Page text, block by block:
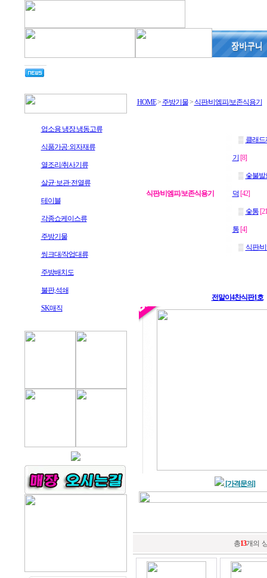
청솔주방을 찾아주신 여러분 감사합니다.
업소용 냉장.냉동고류
식품가공·외자재류
열조리/취사기류
살균·보관·전열류
테이블
각종쇼케이스류
주방기물
씽크대/작업대류
주방배치도
불판,석쇄
SK매직
HOME> 주방기물>식판/비엠피/보존식용기
식판/비엠피/보존식용기
▒ 클래드
기 [8]
▒ 숯불발
덕 [42]
▒ 숯통
통[4]
▒ 식판/
전말이4찬식판1호
[가격문의]
총13개의